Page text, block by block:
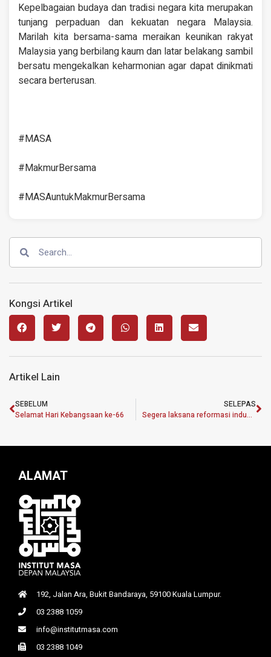
Kepelbagaian budaya dan tradisi negara kita merupakan
tunjang perpaduan dan kekuatan negara Malaysia.
Marilah kita bersama-sama meraikan keunikan rakyat
Malaysia yang berbilang kaum dan latar belakang sambil
bersatu mengekalkan keharmonian agar dapat dinikmati
secara berterusan.
#MASA
#MakmurBersama
#MASAuntukMakmurBersama
Kongsi Artikel
Artikel Lain
SEBELUM
Selamat Hari Kebangsaan ke-66
SELEPAS
Segera laksana reformasi industri padi tangani krisis bekalan beras
ALAMAT
192, Jalan Ara, Bukit Bandaraya, 59100 Kuala Lumpur.
03 2388 1059
info@institutmasa.com
03 2388 1049